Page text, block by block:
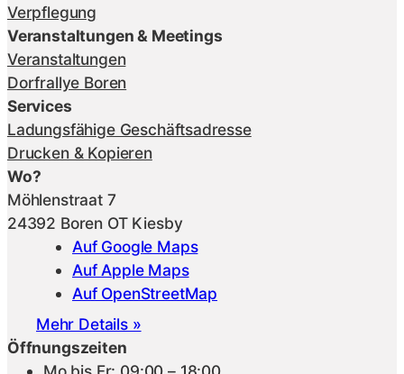
Verpflegung
Veranstaltungen & Meetings
Veranstaltungen
Dorfrallye Boren
Services
Ladungsfähige Geschäftsadresse
Drucken & Kopieren
Wo?
Möhlenstraat 7
24392 Boren OT Kiesby
Auf Google Maps
Auf Apple Maps
Auf OpenStreetMap
Mehr Details »
Öffnungszeiten